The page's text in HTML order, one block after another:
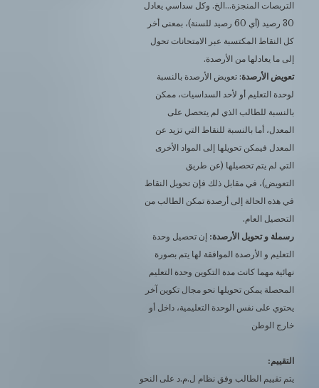
التربصات المنجزة…الخ. وكل سداسي يعادل
30 رصيد (أي 60 رصيد للسنة)، بمعنى أخر
كل النقاط المكتسبة عبر الامتحانات تحول
إلى ما يعادلها من الأرصدة.
تعويض الأرصدة: تعويض الأرصدة بالنسبة
لوحدة التعليم أو لأحد السداسيات، ممكن
بالنسبة للطالب الذي لم يتحصل على
المعدل، أما بالنسبة للنقاط التي تزيد عن
المعدل فيمكن تحويلها إلى المواد الأخرى
التي لم يتم تحصيلها (عن طريق
التعويض)، في مقابل ذلك فإن تحويل النقاط
في هذه الحالة إلى أرصدة تمكن الطالب من
التحصيل العام.
رسملة و تحويل الأرصدة: إن تحصيل وحدة
التعليم و الأرصدة الموافقة لها يتم بصورة
نهائية مهما كانت مدة التكوين وحدة التعليم
المحصلة يمكن تحويلها نحو مجال تكوين آخر
يحتوي على نفس الوحدة التعليمية، داخل أو
خارج الوطن
التقييم:
يتم تقييم الطالب وفق نظام ل.م.د على النحو